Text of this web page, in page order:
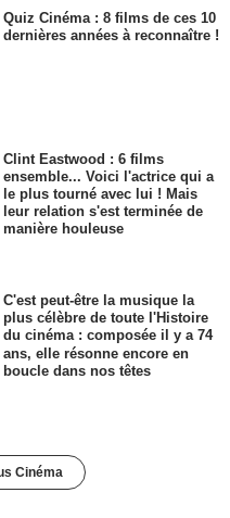
Quiz Cinéma : 8 films de ces 10
dernières années à reconnaître !
Clint Eastwood : 6 films
ensemble... Voici l'actrice qui a
le plus tourné avec lui ! Mais
leur relation s'est terminée de
manière houleuse
C'est peut-être la musique la
plus célèbre de toute l'Histoire
du cinéma : composée il y a 74
ans, elle résonne encore en
boucle dans nos têtes
Cinéma